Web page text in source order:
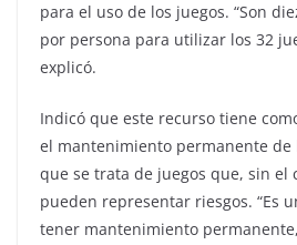
para el uso de los juegos. “Son
por persona para utilizar los 32
explicó.
Indicó que este recurso tiene
el mantenimiento permanente de
que se trata de juegos que, sin el
pueden representar riesgos. “Es
tener mantenimiento